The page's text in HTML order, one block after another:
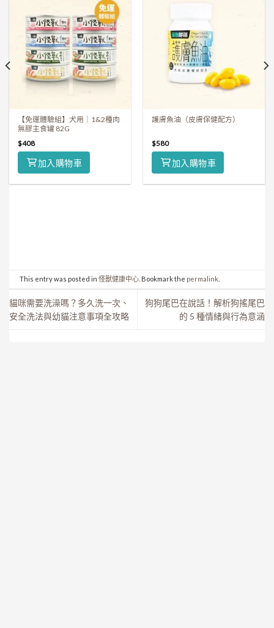
【免運體驗組】犬用｜1&2種肉
無膠主食罐 82G
$408
加入購物車
護膚魚油（皮膚保健配方）
$580
加入購物車
This entry was posted in 怪獸健康中心. Bookmark the permalink.
貓咪需要洗澡嗎？多久洗一次、
安全洗法與幼貓注意事項全攻略
狗狗尾巴在說話！解析狗搖尾巴
的 5 種情緒與行為意涵